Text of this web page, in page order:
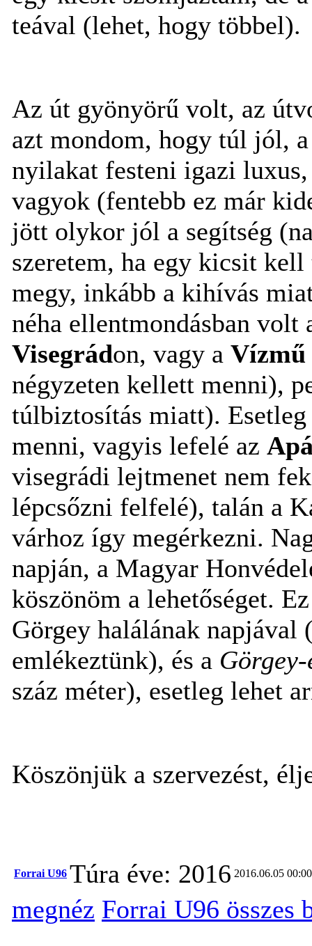
teával (lehet, hogy többel).
Az út gyönyörű volt, az
azt mondom, hogy túl jól,
nyilakat festeni igazi luxus,
vagyok (fentebb ez már
jött olykor jól a segítség
szeretem, ha egy kicsit
megy, inkább a kihívás
néha ellentmondásban
Visegrádon, vagy a Vízmű
négyzeten kellett menni),
túlbiztosítás miatt).
menni, vagyis lefelé az
visegrádi lejtmenet nem
lépcsőzni felfelé), talán a
várhoz így megérkezni.
napján, a Magyar
köszönöm a lehetőséget.
Görgey halálának napjával
emlékeztünk), és a
száz méter), esetleg lehet
Köszönjük a szervezést,
Forrai U96 Túra éve: 2016 2016.06.05
megnéz Forrai U96 összes